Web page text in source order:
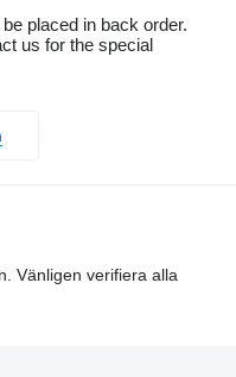
placed in back order.
us for the special
Vänligen verifiera alla